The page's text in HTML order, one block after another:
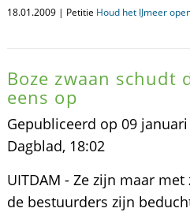
18.01.2009 | Petitie Houd het IJmeer
Boze zwaan schudt
eens op
Gepubliceerd op 09
Dagblad, 18:02
UITDAM - Ze zijn maar
de bestuurders zijn